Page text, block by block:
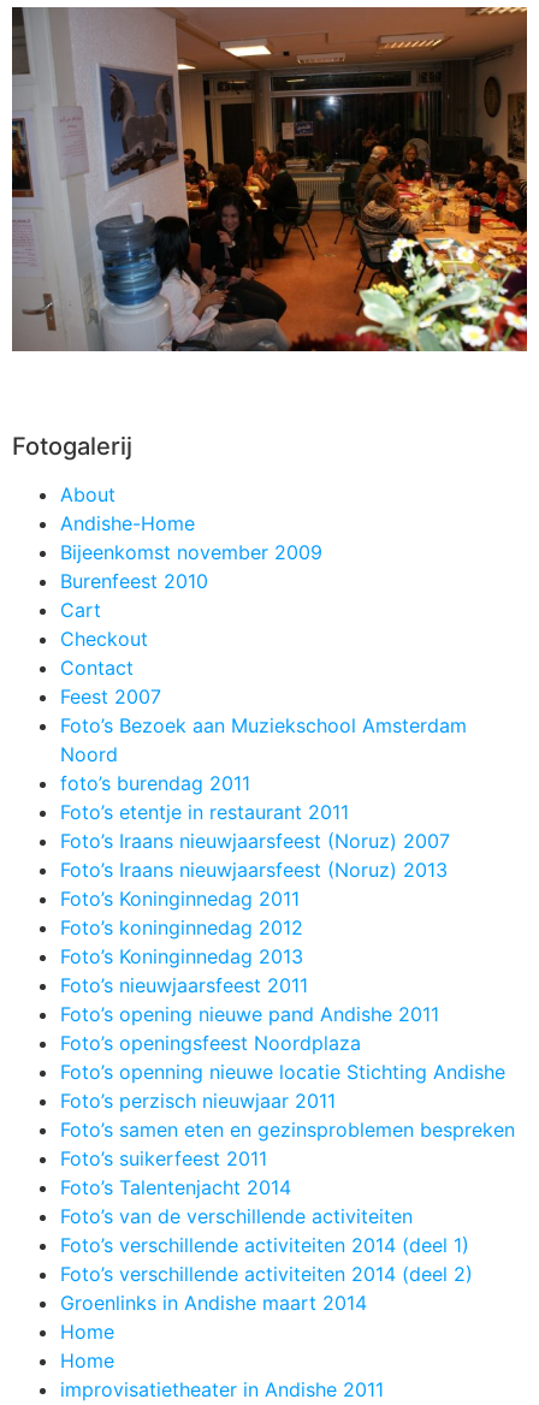
Fotogalerij
About
Andishe-Home
Bijeenkomst november 2009
Burenfeest 2010
Cart
Checkout
Contact
Feest 2007
Foto’s Bezoek aan Muziekschool Amsterdam
Noord
foto’s burendag 2011
Foto’s etentje in restaurant 2011
Foto’s Iraans nieuwjaarsfeest (Noruz) 2007
Foto’s Iraans nieuwjaarsfeest (Noruz) 2013
Foto’s Koninginnedag 2011
Foto’s koninginnedag 2012
Foto’s Koninginnedag 2013
Foto’s nieuwjaarsfeest 2011
Foto’s opening nieuwe pand Andishe 2011
Foto’s openingsfeest Noordplaza
Foto’s openning nieuwe locatie Stichting Andishe
Foto’s perzisch nieuwjaar 2011
Foto’s samen eten en gezinsproblemen bespreken
Foto’s suikerfeest 2011
Foto’s Talentenjacht 2014
Foto’s van de verschillende activiteiten
Foto’s verschillende activiteiten 2014 (deel 1)
Foto’s verschillende activiteiten 2014 (deel 2)
Groenlinks in Andishe maart 2014
Home
Home
improvisatietheater in Andishe 2011